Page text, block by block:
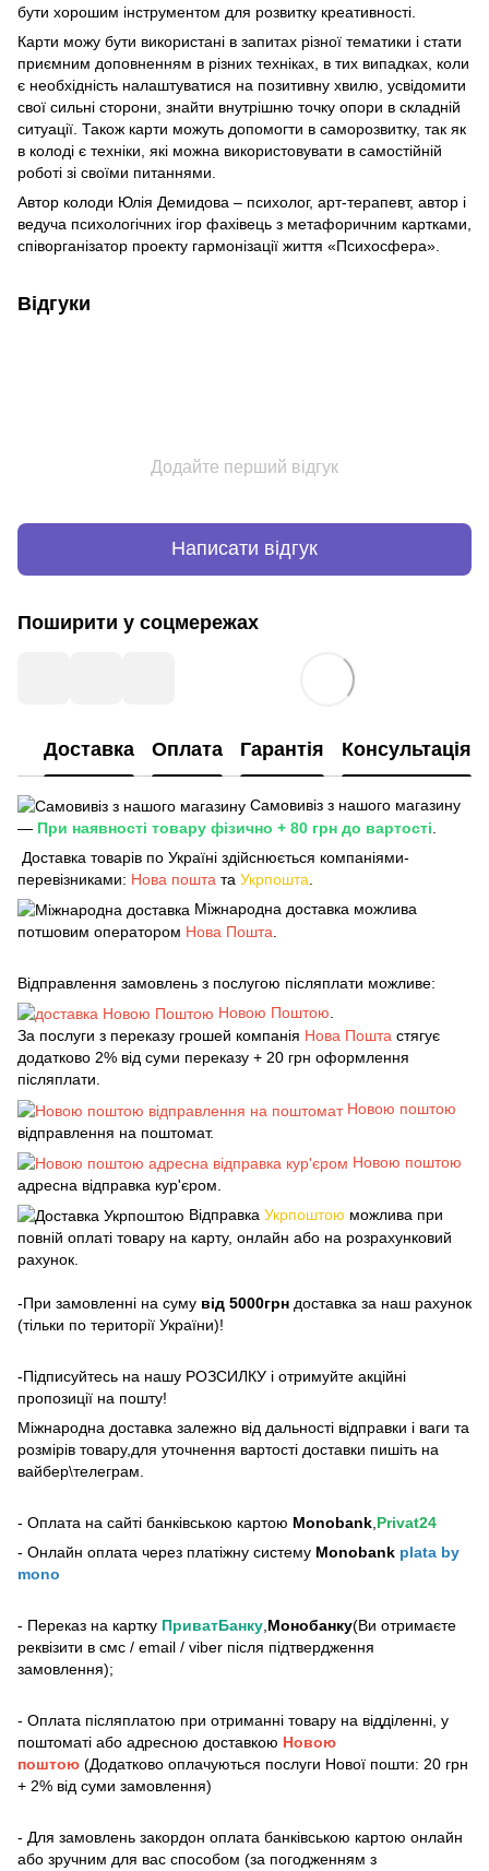
бути хорошим інструментом для розвитку креативності.
Карти можу бути використані в запитах різної тематики і стати
приємним доповненням в різних техніках, в тих випадках, коли
є необхідність налаштуватися на позитивну хвилю, усвідомити
свої сильні сторони, знайти внутрішню точку опори в складній
ситуації. Також карти можуть допомогти в саморозвитку, так як
в колоді є техніки, які можна використовувати в самостійній
роботі зі своїми питаннями.
Автор колоди Юлія Демидова – психолог, арт-терапевт, автор і
ведуча психологічних ігор фахівець з метафоричним картками,
співорганізатор проекту гармонізації життя «Психосфера».
Відгуки
Додайте перший відгук
Написати відгук
Поширити у соцмережах
Доставка Оплата Гарантія Консультація
Самовивіз з нашого магазину
— При наявності товару фізично + 80 грн до вартості
Доставка товарів по Україні здійснюється компаніями-
перевізниками: Нова пошта та Укрпошта
Міжнародна доставка можлива
потшовим оператором Нова Пошта
Відправлення замовлень з послугою післяплати можливе:
Новою Поштою
За послуги з переказу грошей компанія Нова Пошта стягує
додатково 2% від суми переказу + 20 грн оформлення
післяплати.
Новою поштою
відправлення на поштомат.
Новою поштою
адресна відправка кур'єром.
Відправка Укрпоштою можлива при
повній оплаті товару на карту, онлайн або на розрахунковий
рахунок.
-При замовленні на суму від 5000грн доставка за наш рахунок
(тільки по території України)!
-Підписуйтесь на нашу РОЗСИЛКУ і отримуйте акційні
пропозиції на пошту!
Міжнародна доставка залежно від дальності відправки і ваги та
розмірів товару,для уточнення вартості доставки пишіть на
вайбер\телеграм.
- Оплата на сайті банківською картою Monobank,Privat24
- Онлайн оплата через платіжну систему Monobank plata by
mono
- Переказ на картку ПриватБанку,Монобанку(Ви отримаєте
реквізити в смс / email / viber після підтвердження
замовлення);
- Оплата післяплатою при отриманні товару на відділенні, у
поштоматі або адресною доставкою Новою
поштою (Додатково оплачуються послуги Нової пошти: 20 грн
+ 2% від суми замовлення)
- Для замовлень закордон оплата банківською картою онлайн
або зручним для вас способом (за погодженням з